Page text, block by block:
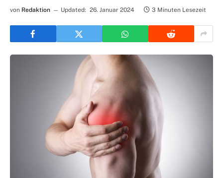
von Redaktion Updated: 26. Januar 2024 3 Minuten Lesezeit